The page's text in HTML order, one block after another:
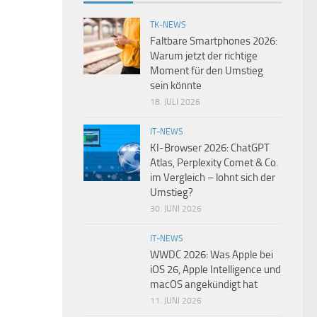
TK-NEWS
Faltbare Smartphones 2026:
Warum jetzt der richtige
Moment für den Umstieg
sein könnte
18. JULI 2026
IT-NEWS
KI-Browser 2026: ChatGPT
Atlas, Perplexity Comet & Co.
im Vergleich – lohnt sich der
Umstieg?
30. JUNI 2026
IT-NEWS
WWDC 2026: Was Apple bei
iOS 26, Apple Intelligence und
macOS angekündigt hat
11. JUNI 2026